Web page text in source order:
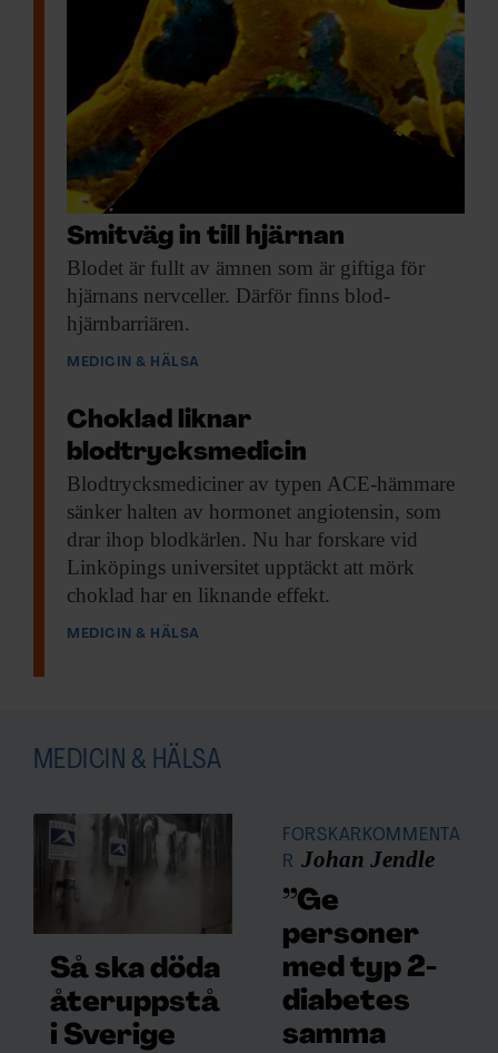
Smitväg in till hjärnan
Blodet är fullt av ämnen som är giftiga för
hjärnans nervceller. Därför finns blod-
hjärnbarriären.
MEDICIN & HÄLSA
Choklad liknar
blodtrycksmedicin
Blodtrycksmediciner av typen ACE-hämmare
sänker halten av hormonet angiotensin, som
drar ihop blodkärlen. Nu har forskare vid
Linköpings universitet upptäckt att mörk
choklad har en liknande effekt.
MEDICIN & HÄLSA
MEDICIN & HÄLSA
Så ska döda
återuppstå
i Sverige
FORSKARKOMMENTA
R Johan Jendle
”Ge
personer
med typ 2-
diabetes
samma